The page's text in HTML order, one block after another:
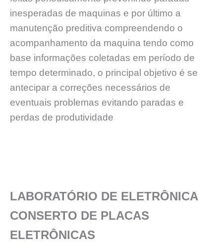
inesperadas de maquinas e por último a
manutenção preditiva compreendendo o
acompanhamento da maquina tendo como
base informações coletadas em período de
tempo determinado, o principal objetivo é se
antecipar a correções necessários de
eventuais problemas evitando paradas e
perdas de produtividade
LABORATÓRIO DE ELETRÔNICA
CONSERTO DE PLACAS
ELETRÔNICAS